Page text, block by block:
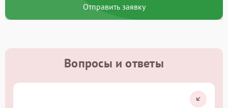
Отправить заявку
Вопросы и ответы